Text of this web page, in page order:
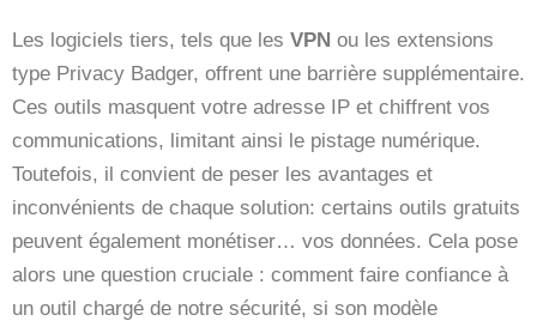
Les logiciels tiers, tels que les VPN ou les extensions
type Privacy Badger, offrent une barrière supplémentaire.
Ces outils masquent votre adresse IP et chiffrent vos
communications, limitant ainsi le pistage numérique.
Toutefois, il convient de peser les avantages et
inconvénients de chaque solution: certains outils gratuits
peuvent également monétiser… vos données. Cela pose
alors une question cruciale : comment faire confiance à
un outil chargé de notre sécurité, si son modèle